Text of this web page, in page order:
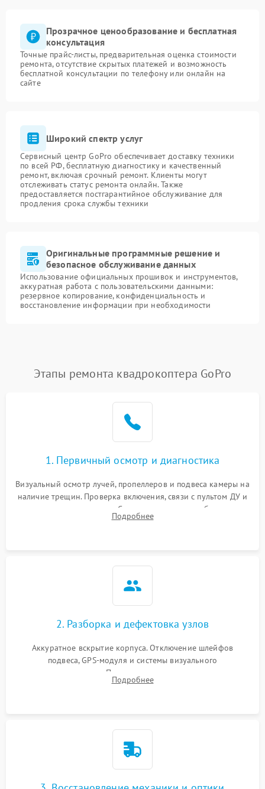
Прозрачное ценообразование и бесплатная
консультация
Точные прайс-листы, предварительная оценка стоимости
ремонта, отсутствие скрытых платежей и возможность
бесплатной консультации по телефону или онлайн на
сайте
Широкий спектр услуг
Сервисный центр GoPro обеспечивает доставку техники
по всей РФ, бесплатную диагностику и качественный
ремонт, включая срочный ремонт. Клиенты могут
отслеживать статус ремонта онлайн. Также
предоставляется постгарантийное обслуживание для
продления срока службы техники
Оригинальные программные решение и
безопасное обслуживание данных
Использование официальных прошивок и инструментов,
аккуратная работа с пользовательскими данными:
резервное копирование, конфиденциальность и
восстановление информации при необходимости
Этапы ремонта квадрокоптера GoPro
1. Первичный осмотр и диагностика
Визуальный осмотр лучей, пропеллеров и подвеса камеры на
наличие трещин. Проверка включения, связи с пультом ДУ и
передачи видеосигнала. Считывание логов ошибок через
полетное ПО для определения характера неисправности.
Подробнее
2. Разборка и дефектовка узлов
Аккуратное вскрытие корпуса. Отключение шлейфов
подвеса, GPS-модуля и системы визуального
позиционирования. Проверка полетного контроллера,
регуляторов оборотов (ESC) и бесколлекторных моторов на
Подробнее